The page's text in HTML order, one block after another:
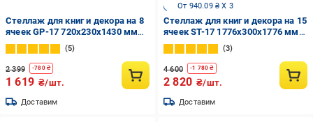
Стеллаж для книг и декора на 8
ячеек GP-17 720х230х1430 мм
Бетон
5
2 399 -780₴
1 619 ₴/шт.
Доставим
От 940.09 ₴ X 3
Стеллаж для книг и декора на 15
ячеек ST-17 1776х300х1776 мм
Белый
3
4 600 -1 780 ₴
2 820 ₴/шт.
Доставим